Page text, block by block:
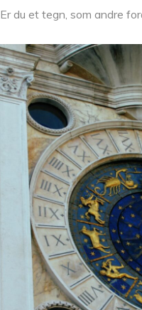
Er du et tegn, som andre